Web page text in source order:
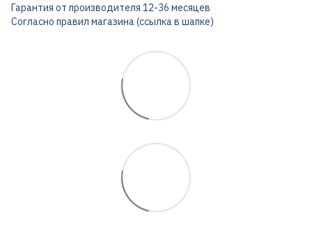
Гарантия от производителя 12-36 месяцев
Согласно правил магазина (ссылка в шапке)